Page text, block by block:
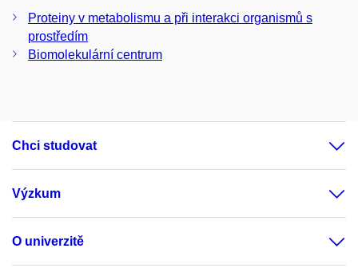
Proteiny v metabolismu a při interakci organismů s
prostředím
Biomolekulární centrum
Chci studovat
Výzkum
O univerzitě